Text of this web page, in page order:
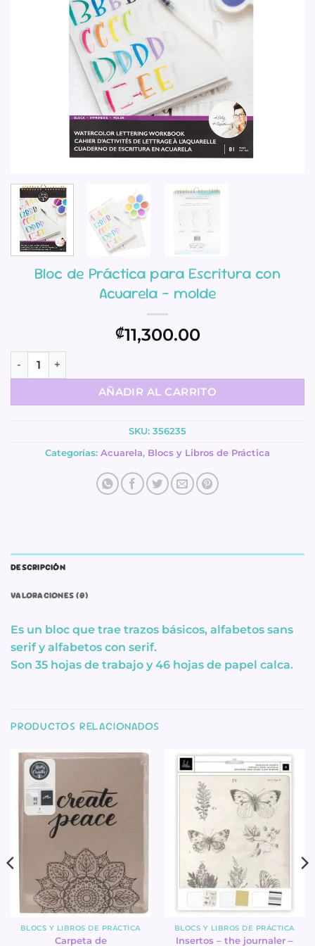
Bloc de Práctica para Escritura con
Acuarela – molde
₡11,300.00
Bloc de Práctica para Escritura con Acuarela - molde
AÑADIR AL CARRITO
SKU: 356235
Categorías: Acuarela, Blocs y Libros de Práctica
DESCRIPCIÓN
VALORACIONES (0)
Es un bloc que trae trazos básicos, alfabetos sans
serif y alfabetos con serif.
Son 35 hojas de trabajo y 46 hojas de papel calca.
PRODUCTOS RELACIONADOS
BLOCS Y LIBROS DE PRÁCTICA
Carpeta de
BLOCS Y LIBROS DE PRÁCTICA
Insertos – the journaler –